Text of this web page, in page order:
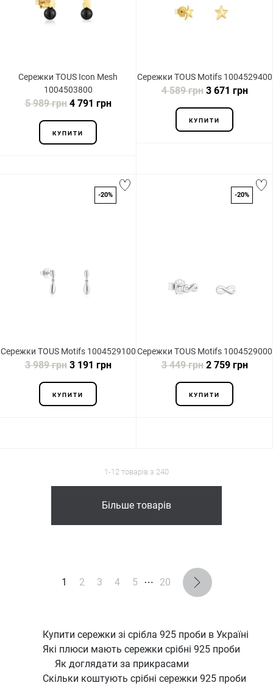
Сережки TOUS Icon Mesh
1004503800
5 989 грн4 791 грн
КУПИТИ
Сережки TOUS Motifs 1004529400
4 589 грн3 671 грн
КУПИТИ
-20%
Сережки TOUS Motifs 1004529100
3 989 грн3 191 грн
КУПИТИ
-20%
Сережки TOUS Motifs 1004529000
3 449 грн2 759 грн
КУПИТИ
1-12 товарів з 240
Більше товарів
1 2 3 4 5 ⋯ 20
Купити сережки зі срібла 925 проби в Україні
Які плюси мають сережки срібні 925 проби
Як доглядати за прикрасами
Скільки коштують срібні сережки 925 проби